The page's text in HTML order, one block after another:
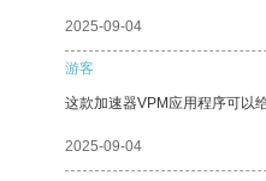
2025-09-04
游客
这款加速器VPM应用程序可以
2025-09-04